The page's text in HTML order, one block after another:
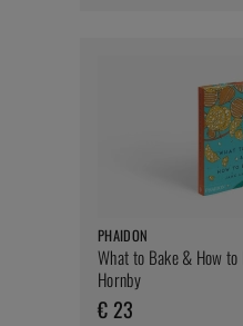
PHAIDON
What to Bake & How to
Hornby
€ 23